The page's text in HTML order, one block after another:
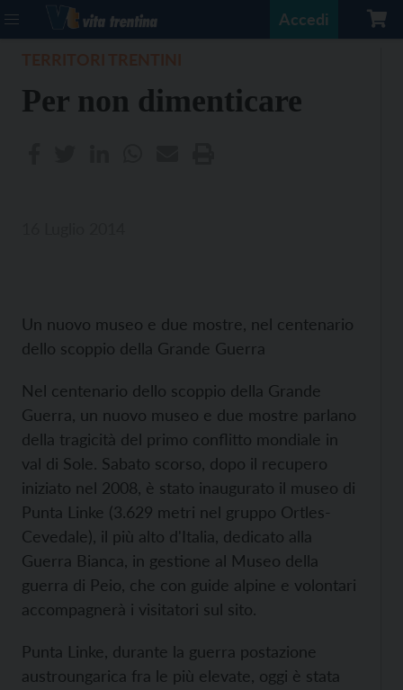
Accedi
Per non dimenticare
Un nuovo museo e due mostre, nel centenario
dello scoppio della Grande Guerra
Nel centenario dello scoppio della Grande
Guerra, un nuovo museo e due mostre parlano
della tragicità del primo conflitto mondiale in
val di Sole. Sabato scorso, dopo il recupero
iniziato nel 2008, è stato inaugurato il museo di
Punta Linke (3.629 metri nel gruppo Ortles-
Cevedale), il più alto d'Italia, dedicato alla
Guerra Bianca, in gestione al Museo della
guerra di Peio, che con guide alpine e volontari
accompagnerà i visitatori sul sito.
Punta Linke, durante la guerra postazione
austroungarica fra le più elevate, oggi è stata